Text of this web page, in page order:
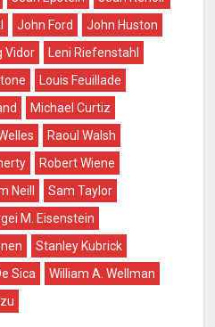
John Ford
John Huston
Vidor
Leni Riefenstahl
Louis Feuillade
Michael Curtiz
Raoul Walsh
Robert Wiene
Neill
Sam Taylor
M. Eisenstein
Stanley Kubrick
Sica
William A. Wellman